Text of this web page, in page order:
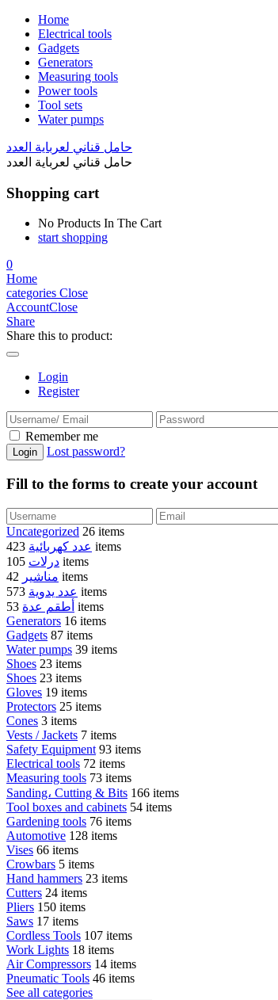
Home
Electrical tools
Gadgets
Generators
Measuring tools
Power tools
Tool sets
Water pumps
حامل قناني لعرباية العدد
حامل قناني لعرباية العدد
Shopping cart
No Products In The Cart
start shopping
0
Home
categories Close
AccountClose
Share
Share this to product:
Login
Register
Remember me
Lost password?
Fill to the forms to create your account
Uncategorized 26 items
عدد كهربائية 423 items
درلات 105 items
مناشير 42 items
عدد يدوية 573 items
أطقم عدة 53 items
Generators 16 items
Gadgets 87 items
Water pumps 39 items
Shoes 23 items
Shoes 23 items
Gloves 19 items
Protectors 25 items
Cones 3 items
Vests / Jackets 7 items
Safety Equipment 93 items
Electrical tools 72 items
Measuring tools 73 items
Sanding، Cutting & Bits 166 items
Tool boxes and cabinets 54 items
Gardening tools 76 items
Automotive 128 items
Vises 66 items
Crowbars 5 items
Hand hammers 23 items
Cutters 24 items
Pliers 150 items
Saws 17 items
Cordless Tools 107 items
Work Lights 18 items
Air Compressors 14 items
Pneumatic Tools 46 items
See all categories